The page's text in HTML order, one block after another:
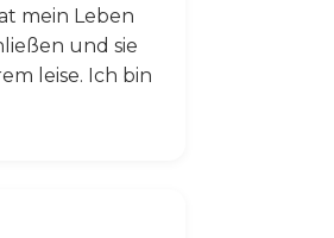
mein Leben
und sie
leise. Ich bin